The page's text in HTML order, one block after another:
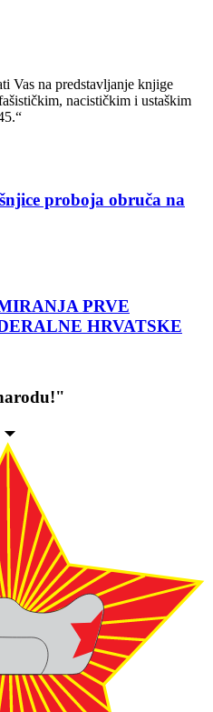
Vas na predstavljanje knjige
nacističkim i ustaškim
proboja obruča na
PRVE
HRVATSKE